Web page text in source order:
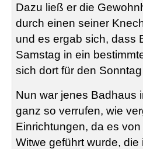
Dazu ließ er die
durch einen seiner
und es ergab sich, dass
Samstag in ein
sich dort für den
Nun war jenes Badhaus
ganz so verrufen, wie
Einrichtungen, da es
Witwe geführt wurde, die